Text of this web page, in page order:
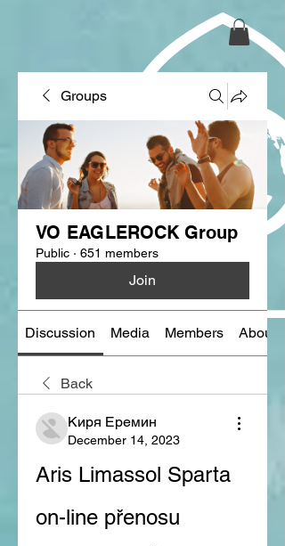
Groups
VO EAGLEROCK Group
Public · 651 members
Join
Discussion Media Members About
Back
Киря Еремин
December 14, 2023
Aris Limassol Sparta
on-line přenosu